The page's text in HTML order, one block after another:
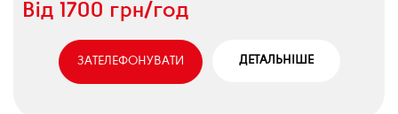
Від 1700 грн/год
ЗАТЕЛЕФОНУВАТИ ДЕТАЛЬНІШЕ